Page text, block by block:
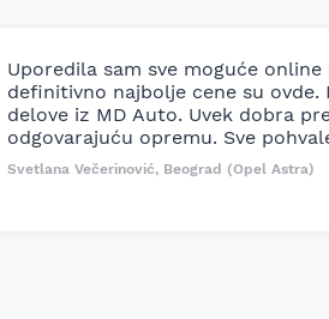
Uporedila sam sve moguće
definitivno najbolje cene su ovde.
delove iz MD Auto. Uvek dobra
odgovarajuću opremu. Sve
Svetlana Večerinović, Beograd (Opel Astra)